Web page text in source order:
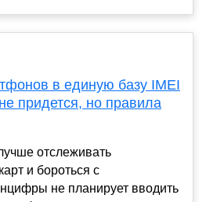
в единую базу IMEI
придется, но правила
отслеживать
и бороться с
не планирует вводить